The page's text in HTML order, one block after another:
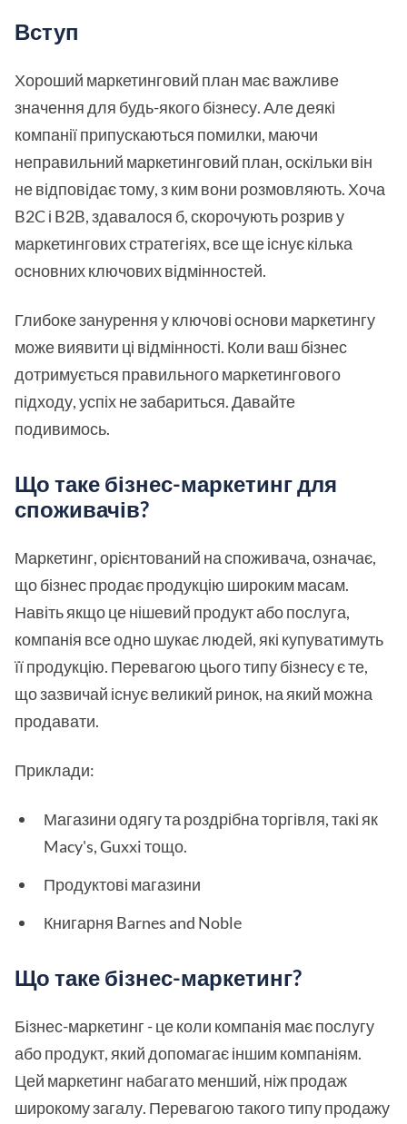
Вступ
Хороший маркетинговий план має важливе
значення для будь-якого бізнесу. Але деякі
компанії припускаються помилки, маючи
неправильний маркетинговий план, оскільки він
не відповідає тому, з ким вони розмовляють. Хоча
B2C і B2B, здавалося б, скорочують розрив у
маркетингових стратегіях, все ще існує кілька
основних ключових відмінностей.
Глибоке занурення у ключові основи маркетингу
може виявити ці відмінності. Коли ваш бізнес
дотримується правильного маркетингового
підходу, успіх не забариться. Давайте
подивимось.
Що таке бізнес-маркетинг для
споживачів?
Маркетинг, орієнтований на споживача, означає,
що бізнес продає продукцію широким масам.
Навіть якщо це нішевий продукт або послуга,
компанія все одно шукає людей, які купуватимуть
її продукцію. Перевагою цього типу бізнесу є те,
що зазвичай існує великий ринок, на який можна
продавати.
Приклади:
Магазини одягу та роздрібна торгівля, такі як
Macy's, Guxxi тощо.
Продуктові магазини
Книгарня Barnes and Noble
Що таке бізнес-маркетинг?
Бізнес-маркетинг - це коли компанія має послугу
або продукт, який допомагає іншим компаніям.
Цей маркетинг набагато менший, ніж продаж
широкому загалу. Перевагою такого типу продажу